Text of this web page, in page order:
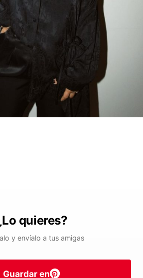
quieres?
y envíalo a tus amigas
Guardar en